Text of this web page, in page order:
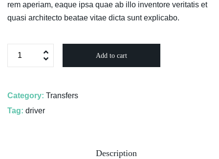
rem aperiam, eaque ipsa quae ab illo inventore veritatis et
quasi architecto beatae vitae dicta sunt explicabo.
Add to cart
Category: Transfers
Tag: driver
Description